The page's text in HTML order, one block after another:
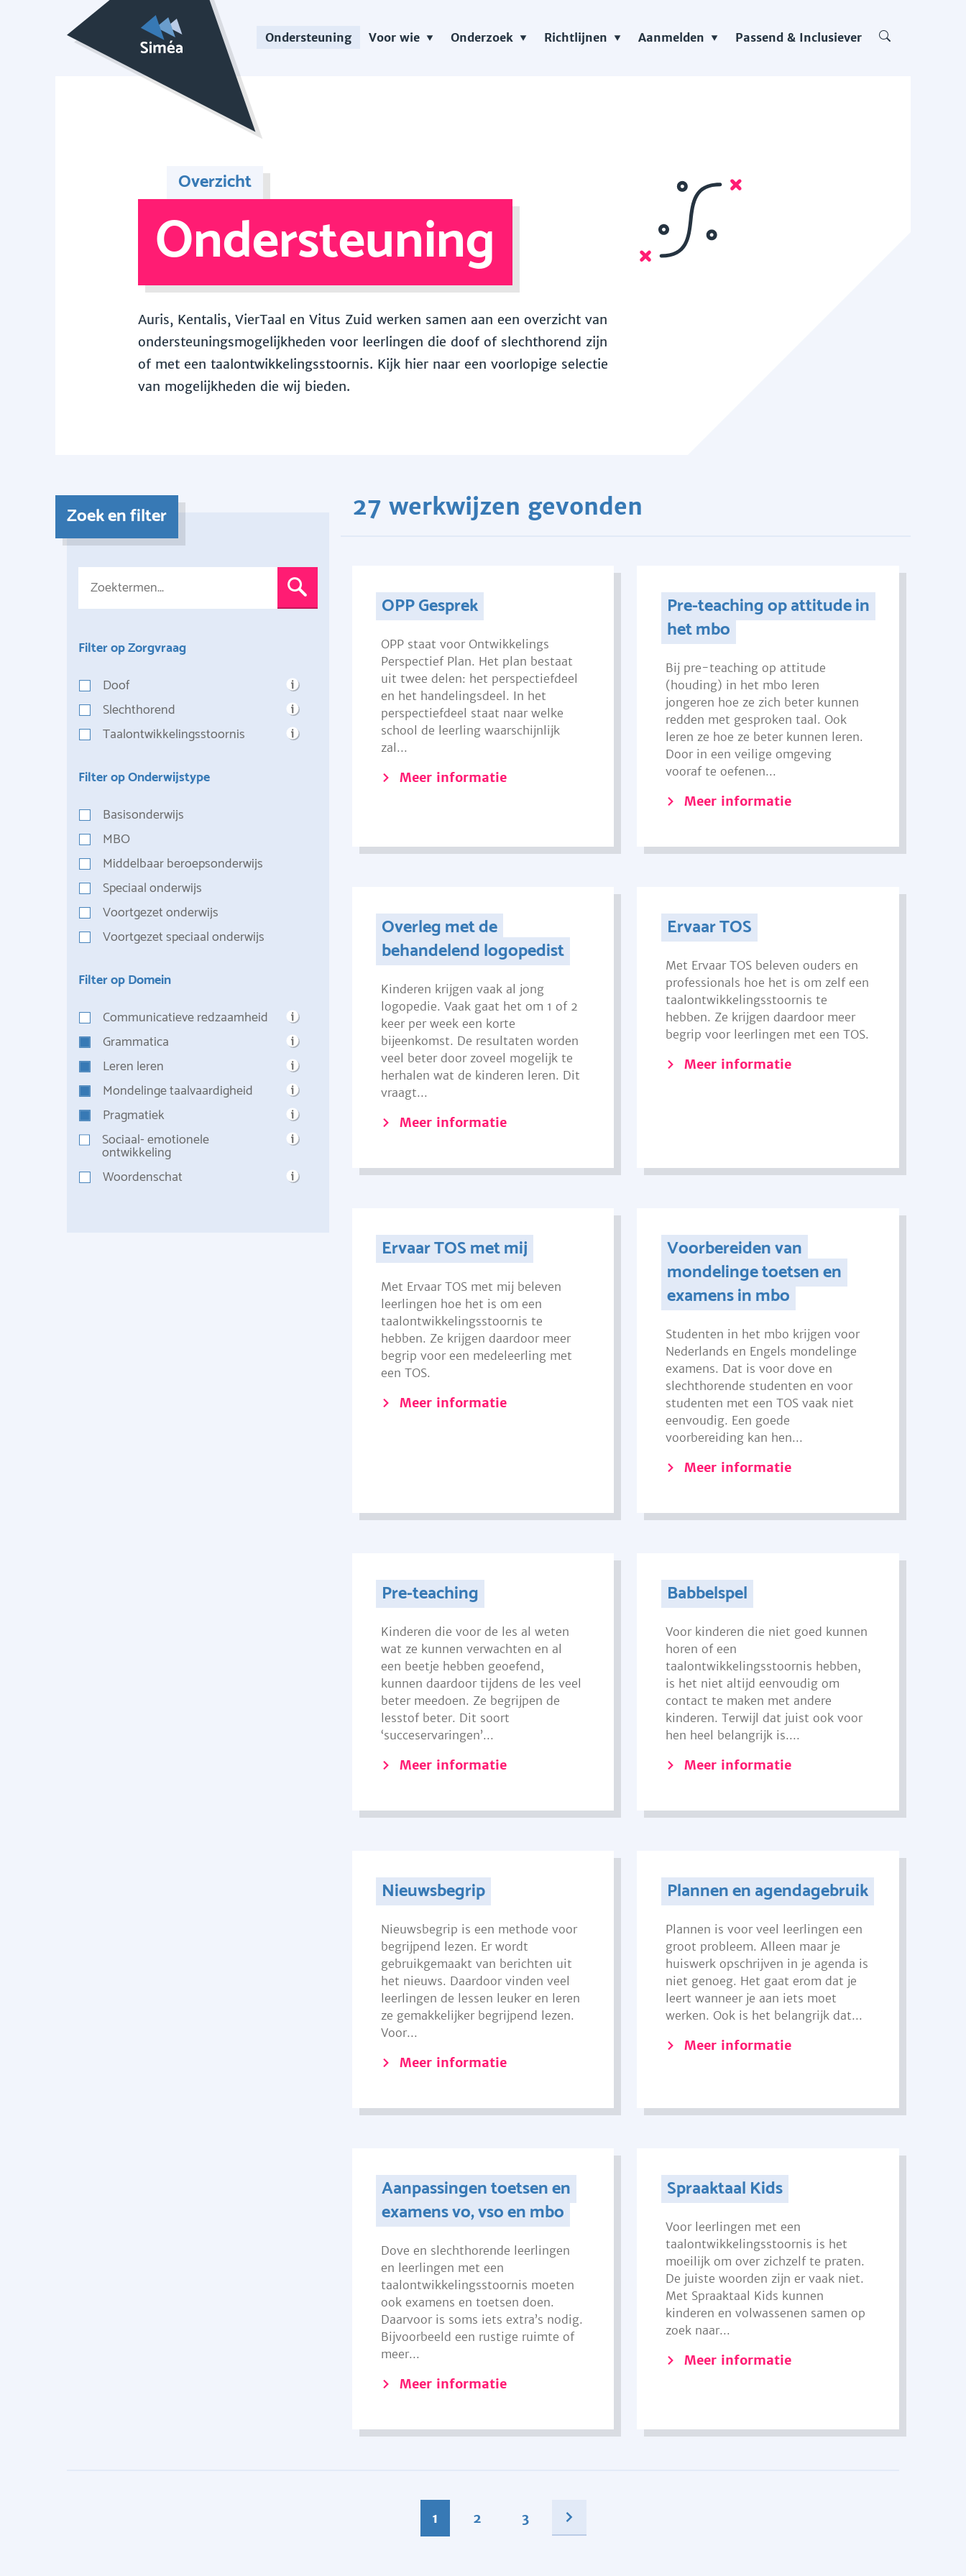
Ondersteuning Voor wie Onderzoek Richtlijnen Aanmelden Passend & Inclusiever
Overzicht
Ondersteuning
Auris, Kentalis, VierTaal en Vitus Zuid werken samen aan een overzicht van
ondersteuningsmogelijkheden voor leerlingen die doof of slechthorend zijn
of met een taalontwikkelingsstoornis. Kijk hier naar een voorlopige selectie
van mogelijkheden die wij bieden.
Zoek en filter
Filter op Zorgvraag
Doof
Slechthorend
Taalontwikkelingsstoornis
Filter op Onderwijstype
Basisonderwijs
MBO
Middelbaar beroepsonderwijs
Speciaal onderwijs
Voortgezet onderwijs
Voortgezet speciaal onderwijs
Filter op Domein
Communicatieve redzaamheid
Grammatica
Leren leren
Mondelinge taalvaardigheid
Pragmatiek
Sociaal- emotionele
ontwikkeling
Woordenschat
27 werkwijzen gevonden
OPP Gesprek
OPP staat voor Ontwikkelings
Perspectief Plan. Het plan bestaat
uit twee delen: het perspectiefdeel
en het handelingsdeel. In het
perspectiefdeel staat naar welke
school de leerling waarschijnlijk
zal...
Meer informatie
Pre-teaching op attitude in
het mbo
Bij pre-teaching op attitude
(houding) in het mbo leren
jongeren hoe ze zich beter kunnen
redden met gesproken taal. Ook
leren ze hoe ze beter kunnen leren.
Door in een veilige omgeving
vooraf te oefenen...
Meer informatie
Overleg met de
behandelend logopedist
Kinderen krijgen vaak al jong
logopedie. Vaak gaat het om 1 of 2
keer per week een korte
bijeenkomst. De resultaten worden
veel beter door zoveel mogelijk te
herhalen wat de kinderen leren. Dit
vraagt...
Meer informatie
Ervaar TOS
Met Ervaar TOS beleven ouders en
professionals hoe het is om zelf een
taalontwikkelingsstoornis te
hebben. Ze krijgen daardoor meer
begrip voor leerlingen met een TOS.
Meer informatie
Ervaar TOS met mij
Met Ervaar TOS met mij beleven
leerlingen hoe het is om een
taalontwikkelingsstoornis te
hebben. Ze krijgen daardoor meer
begrip voor een medeleerling met
een TOS.
Meer informatie
Voorbereiden van
mondelinge toetsen en
examens in mbo
Studenten in het mbo krijgen voor
Nederlands en Engels mondelinge
examens. Dat is voor dove en
slechthorende studenten en voor
studenten met een TOS vaak niet
eenvoudig. Een goede
voorbereiding kan hen...
Meer informatie
Pre-teaching
Kinderen die voor de les al weten
wat ze kunnen verwachten en al
een beetje hebben geoefend,
kunnen daardoor tijdens de les veel
beter meedoen. Ze begrijpen de
lesstof beter. Dit soort
‘succeservaringen’...
Meer informatie
Babbelspel
Voor kinderen die niet goed kunnen
horen of een
taalontwikkelingsstoornis hebben,
is het niet altijd eenvoudig om
contact te maken met andere
kinderen. Terwijl dat juist ook voor
hen heel belangrijk is....
Meer informatie
Nieuwsbegrip
Nieuwsbegrip is een methode voor
begrijpend lezen. Er wordt
gebruikgemaakt van berichten uit
het nieuws. Daardoor vinden veel
leerlingen de lessen leuker en leren
ze gemakkelijker begrijpend lezen.
Voor...
Meer informatie
Plannen en agendagebruik
Plannen is voor veel leerlingen een
groot probleem. Alleen maar je
huiswerk opschrijven in je agenda is
niet genoeg. Het gaat erom dat je
leert wanneer je aan iets moet
werken. Ook is het belangrijk dat...
Meer informatie
Aanpassingen toetsen en
examens vo, vso en mbo
Dove en slechthorende leerlingen
en leerlingen met een
taalontwikkelingsstoornis moeten
ook examens en toetsen doen.
Daarvoor is soms iets extra’s nodig.
Bijvoorbeeld een rustige ruimte of
meer...
Meer informatie
Spraaktaal Kids
Voor leerlingen met een
taalontwikkelingsstoornis is het
moeilijk om over zichzelf te praten.
De juiste woorden zijn er vaak niet.
Met Spraaktaal Kids kunnen
kinderen en volwassenen samen op
zoek naar...
Meer informatie
1 2 3